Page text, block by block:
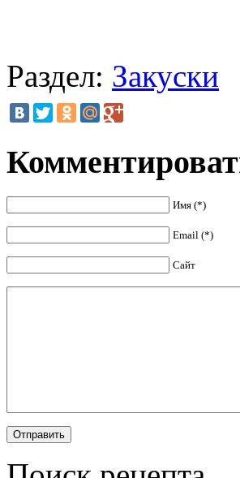
Раздел: Закуски
Имя (*)
Email (*)
Сайт